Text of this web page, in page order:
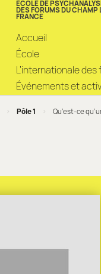
ÉCOLE DE
DES FORUMS DU CHAMP
FRANCE
Accueil
École
L’internationale des
Événements et
> Pôle 1 > Qu’est-ce